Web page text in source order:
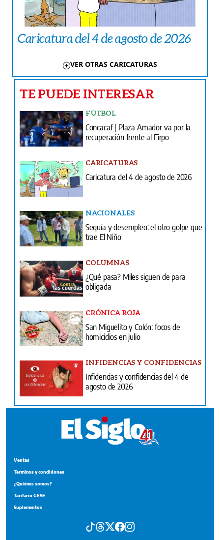
Caricatura del 4 de agosto de 2026
VER OTRAS CARICATURAS
TE PUEDE INTERESAR
FÚTBOL
Concacaf | Plaza Amador va por la
recuperación frente al Firpo
CARICATURAS
Caricatura del 4 de agosto de 2026
NACIONALES
Sequía y desempleo: el otro golpe que
trae El Niño
COLUMNAS
¿Qué pasa? Miles siguen de para
obligada
CRÓNICA ROJA
San Miguelito y Colón: focos de
homicidios en julio
INFIDENCIAS Y CONFIDENCIAS
Infidencias y confidencias del 4 de
agosto de 2026
Ventas
Terminos y condiciones
¿Quiénes somos?
Tarifario GESE
Suplementos